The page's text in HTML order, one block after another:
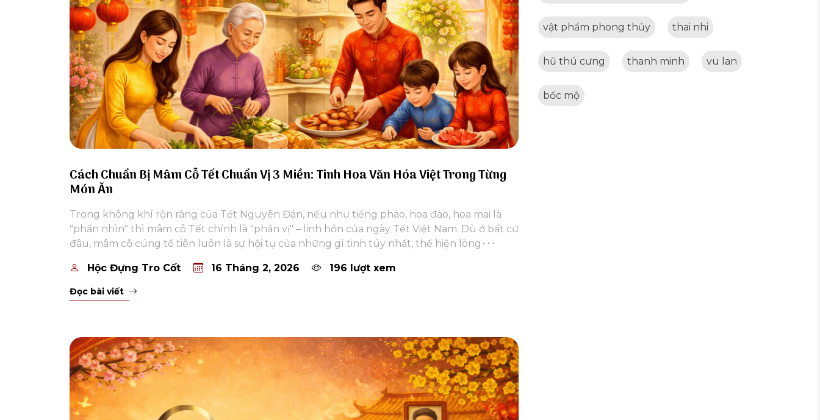
Cách Chuẩn Bị Mâm Cỗ Tết Chuẩn Vị 3 Miền: Tinh Hoa Văn Hóa Việt Trong Từng
Món Ăn
Trong không khí rộn ràng của Tết Nguyên Đán, nếu như tiếng pháo, hoa đào, hoa mai là
"phần nhìn" thì mâm cỗ Tết chính là "phần vị" – linh hồn của ngày Tết Việt Nam. Dù ở bất cứ
đâu, mâm cỗ cúng tổ tiên luôn là sự hội tụ của những gì tinh túy nhất, thể hiện lòng･･･
Hộc Đựng Tro Cốt 16 Tháng 2, 2026 196 lượt xem
Đọc bài viết
vật phẩm phong thủy thai nhi
hũ thú cưng thanh minh vu lan
bốc mộ